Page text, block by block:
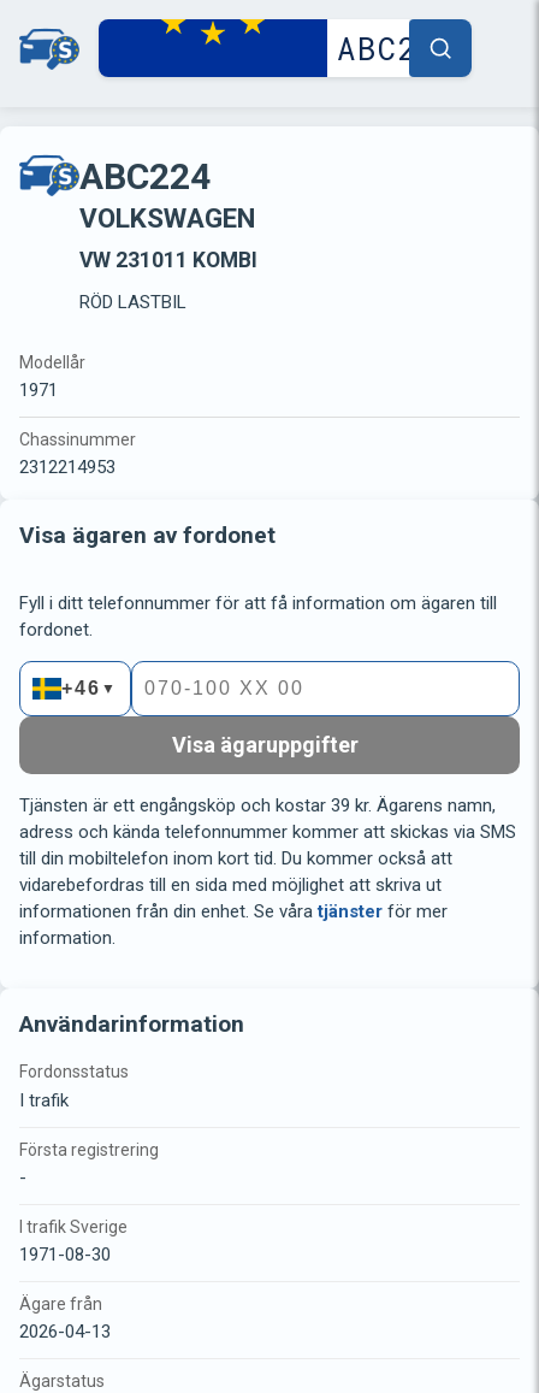
ABC224
VOLKSWAGEN
VW 231011 KOMBI
RÖD LASTBIL
Modellår
1971
Chassinummer
2312214953
Visa ägaren av fordonet
Fyll i ditt telefonnummer för att få information om ägaren till
fordonet.
+46 ▼
Visa ägaruppgifter
Tjänsten är ett engångsköp och kostar 39 kr. Ägarens namn,
adress och kända telefonnummer kommer att skickas via SMS
till din mobiltelefon inom kort tid. Du kommer också att
vidarebefordras till en sida med möjlighet att skriva ut
informationen från din enhet. Se våratjänster för mer
information.
Användarinformation
Fordonsstatus
I trafik
Första registrering
-
I trafik Sverige
1971-08-30
Ägare från
2026-04-13
Ägarstatus